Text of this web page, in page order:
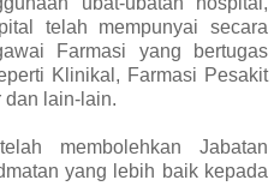
telah mempunyai secara
Farmasi yang bertugas
Klinikal, Farmasi Pesakit
dan lain-lain.
membolehkan Jabatan
yang lebih baik kepada